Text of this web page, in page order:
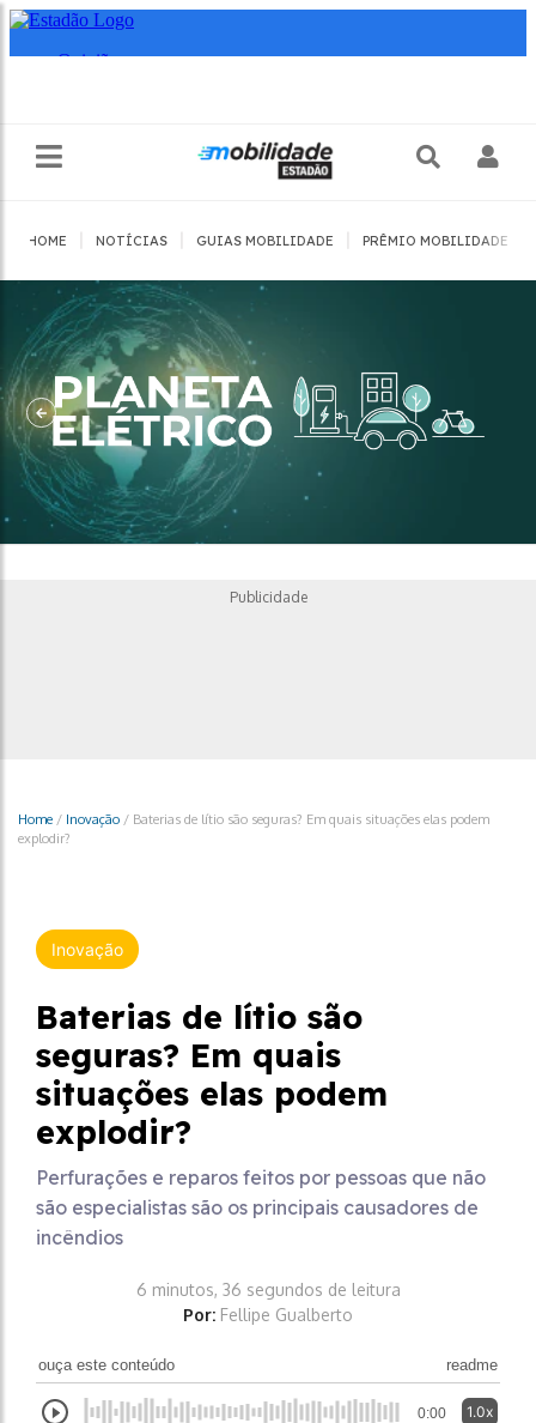
HOME NOTÍCIAS GUIAS MOBILIDADE PRÊMIO MOBILIDADE
Publicidade
Home / Inovação / Baterias de lítio são seguras? Em quais situações elas podem
explodir?
Inovação
Baterias de lítio são
seguras? Em quais
situações elas podem
explodir?
Perfurações e reparos feitos por pessoas que não
são especialistas são os principais causadores de
incêndios
6 minutos, 36 segundos de leitura
Por: Fellipe Gualberto
ouça este conteúdo readme
0:00 1.0x